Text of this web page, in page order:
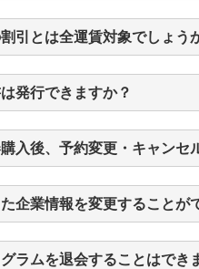
引とは全運賃対象でしょう
発行できますか？
入後、予約変更・キャンセ
企業情報を変更することが
ラムを退会することはでき